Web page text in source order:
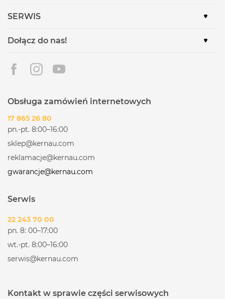
SERWIS
Dołącz do nas!
Obsługa zamówień internetowych
17 865 26 80
pn.-pt. 8:00–16:00
sklep@kernau.com
reklamacje@kernau.com
gwarancje@kernau.com
Serwis
22 243 70 00
pn. 8: 00–17:00
wt.-pt. 8:00–16:00
serwis@kernau.com
Kontakt w sprawie części serwisowych